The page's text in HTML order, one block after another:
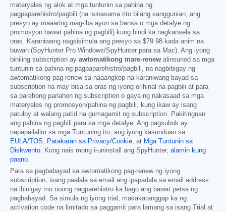
materyales ng alok at mga tuntunin sa pahina ng
pagpaparehistro/pagbili (na isinasama rito bilang sanggunian; ang
presyo ay maaaring mag-iba ayon sa bansa o mga detalye ng
promosyon bawat pahina ng pagbili) kung hindi ka nagkansela sa
oras. Karaniwang nagsisimula ang presyo sa $79.98 kada anim na
buwan (SpyHunter Pro Windows/SpyHunter para sa Mac). Ang iyong
biniling subscription ay awtomatikong mare-renew alinsunod sa mga
tuntunin sa pahina ng pagpaparehistro/pagbili, na nagbibigay ng
awtomatikong pag-renew sa naaangkop na karaniwang bayad sa
subscription na may bisa sa oras ng iyong orihinal na pagbili at para
sa parehong panahon ng subscription o gaya ng nakasaad sa mga
materyales ng promosyon/pahina ng pagbili, kung ikaw ay isang
patuloy at walang patid na gumagamit ng subscription. Pakitingnan
ang pahina ng pagbili para sa mga detalye. Ang pagsubok ay
napapailalim sa mga Tuntuning ito, ang iyong kasunduan sa
EULA/TOS
Patakaran sa Privacy/Cookie , at Mga Tuntunin sa
Diskwento . Kung nais mong i-uninstall ang SpyHunter, alamin kung
paano
Para sa pagbabayad sa awtomatikong pag-renew ng iyong
subscription, isang paalala sa email ang ipapadala sa email address
na ibinigay mo noong nagparehistro ka bago ang bawat petsa ng
pagbabayad. Sa simula ng iyong trial, makakatanggap ka ng
activation code na limitado sa paggamit para lamang sa isang Trial at